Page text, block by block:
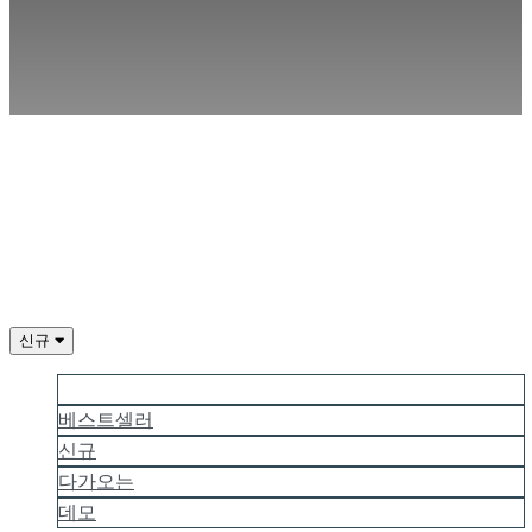
등
록
하
세
요
로
신규
베스트셀러
신규
다가오는
데모